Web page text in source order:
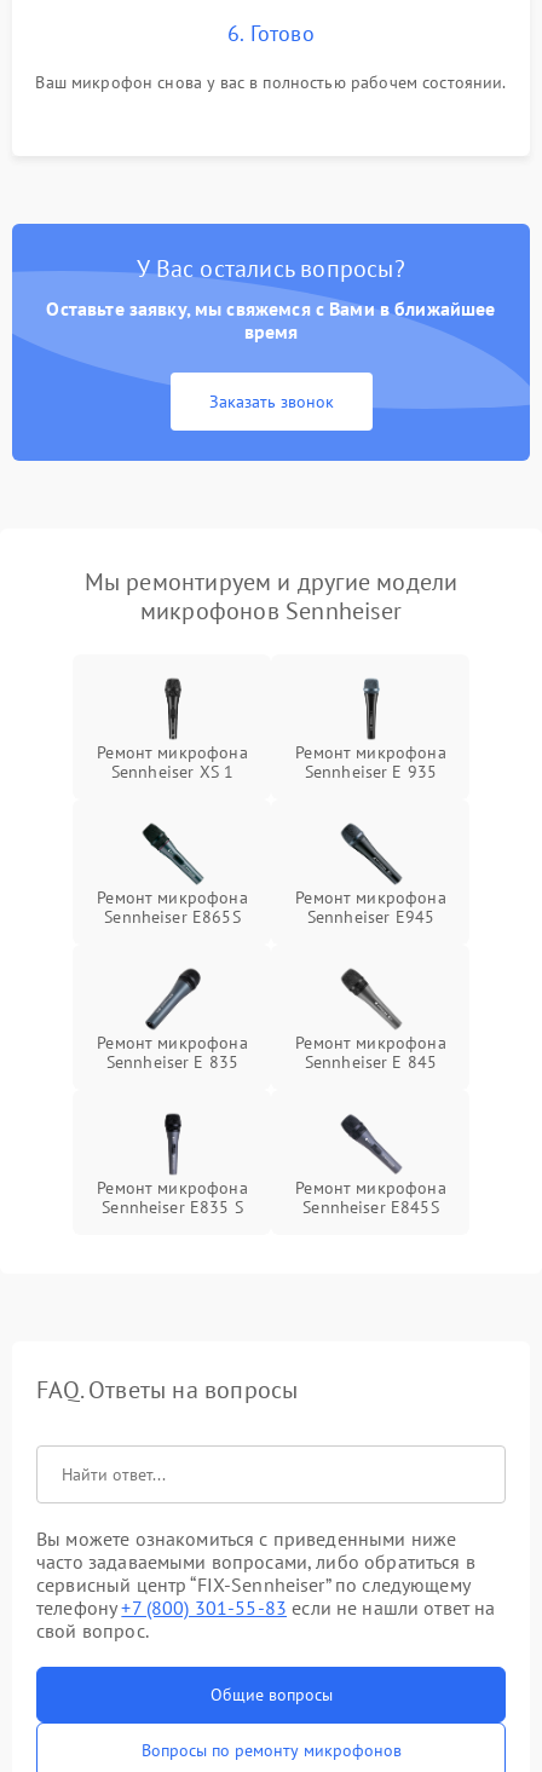
6. Готово
Ваш микрофон снова у вас в полностью рабочем состоянии.
У Вас остались вопросы?
Оставьте заявку, мы свяжемся с Вами в ближайшее
время
Заказать звонок
Мы ремонтируем и другие модели
микрофонов Sennheiser
Ремонт микрофона
Sennheiser XS 1
Ремонт микрофона
Sennheiser E 935
Ремонт микрофона
Sennheiser E865S
Ремонт микрофона
Sennheiser E945
Ремонт микрофона
Sennheiser E 835
Ремонт микрофона
Sennheiser E 845
Ремонт микрофона
Sennheiser E835 S
Ремонт микрофона
Sennheiser E845S
FAQ. Ответы на вопросы
Вы можете ознакомиться с приведенными ниже
часто задаваемыми вопросами, либо обратиться в
сервисный центр “FIX-Sennheiser” по следующему
телефону+7 (800) 301-55-83 если не нашли ответ на
свой вопрос.
Общие вопросы
Вопросы по ремонту микрофонов